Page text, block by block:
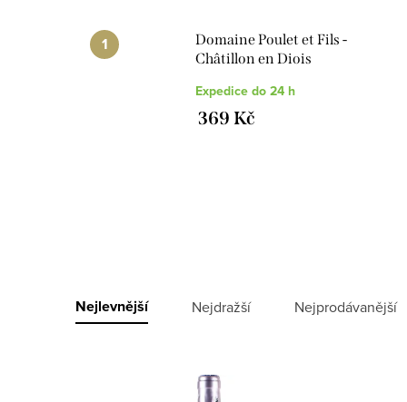
Domaine Poulet et Fils -
Châtillon en Diois
Expedice do 24 h
369 Kč
ý
Ř
Nejlevnější Nejdražší Nejprodávanější